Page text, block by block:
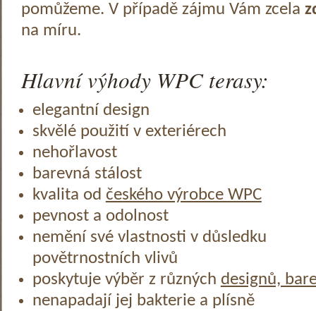
pomůžeme. V případě zájmu Vám zcela
na míru.
Hlavní výhody WPC terasy:
elegantní design
skvělé použití v exteriérech
nehořlavost
barevná stálost
kvalita od českého výrobce WPC
pevnost a odolnost
nemění své vlastnosti v důsledku
povětrnostních vlivů
poskytuje výběr z různých designů,
nenapadají jej bakterie a plísně